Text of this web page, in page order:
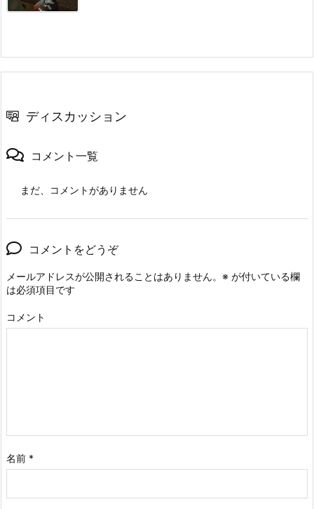
ディスカッション
コメント一覧
まだ、コメントがありません
コメントをどうぞ
メールアドレスが公開されることはありません。 ※ が付いている欄
は必須項目です
コメント
名前 *